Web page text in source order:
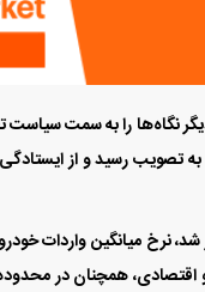
دیگر نگاه‌ها را به سمت
تصویب رسید و از